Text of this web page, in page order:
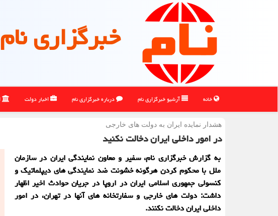
خبرگزاری نام
خانه آرشیو خبرگزاری نام درباره خبرگزاری نام اخبار دولت
هشدار نمایده ایران به دولت های خارجی
در امور داخلی ایران دخالت نکنید
به گزارش خبرگزاری نام، سفیر و معاون نمایندگی ایران در سازمان
ملل با محکوم کردن هرگونه خشونت ضد نمایندگی های دیپلماتیک و
کنسولی جمهوری اسلامی ایران در اروپا در جریان حوادث اخیر اظهار
داشت: دولت های خارجی و سفارتخانه های آنها در تهران، در امور
داخلی ایران دخالت نکنند.